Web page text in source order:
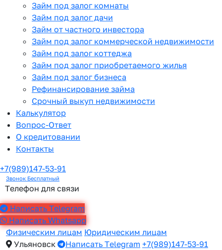
Займ под залог комнаты
Займ под залог дачи
Займ от частного инвестора
Займ под залог коммерческой недвижимости
Займ под залог коттеджа
Займ под залог приобретаемого жилья
Займ под залог бизнеса
Рефинансирование займа
Срочный выкуп недвижимости
Калькулятор
Вопрос-Ответ
О кредитовании
Контакты
+7(989)147-53-91
Звонок Бесплатный
Телефон для связи
Написать Telegram
Написать Whatsapp
Физическим лицам Юридическим лицам
Ульяновск
Написать Telegram +7(989)147-53-91